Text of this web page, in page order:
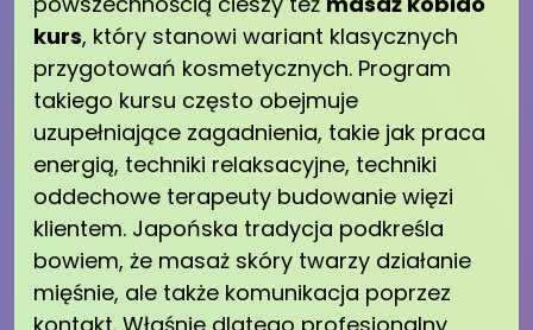
kurs, który stanowi wariant klasycznych
przygotowań kosmetycznych. Program
takiego kursu często obejmuje
uzupełniające zagadnienia, takie jak praca
energią, techniki relaksacyjne, techniki
oddechowe terapeuty budowanie więzi
klientem. Japońska tradycja podkreśla
bowiem, że masaż skóry twarzy działanie
mięśnie, ale także komunikacja poprzez